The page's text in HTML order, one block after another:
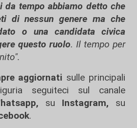
da tempo abbiamo detto che
di nessun genere ma che
o una candidata civica
questo ruolo. Il tempo per
aggiornati sulle principali
seguiteci sul canale
su Instagram, su
.